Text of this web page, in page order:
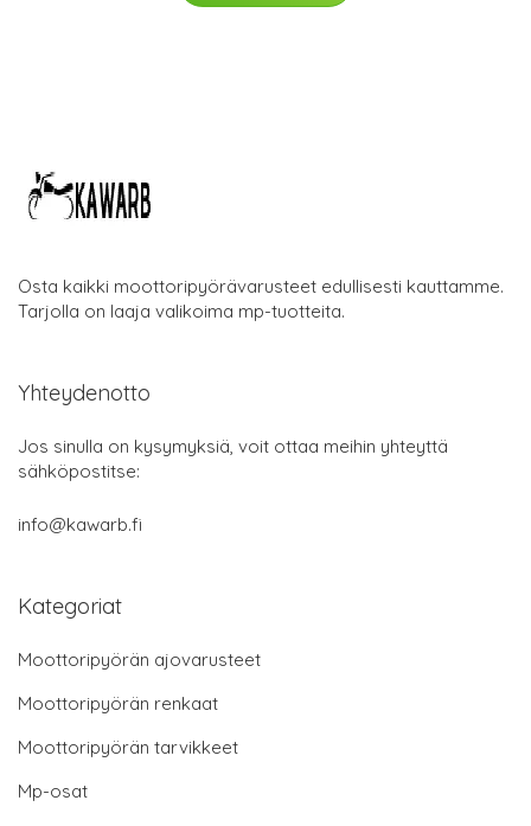
Osta kaikki moottoripyörävarusteet edullisesti kauttamme.
Tarjolla on laaja valikoima mp-tuotteita.
Yhteydenotto
Jos sinulla on kysymyksiä, voit ottaa meihin yhteyttä
sähköpostitse:
info@kawarb.fi
Kategoriat
Moottoripyörän ajovarusteet
Moottoripyörän renkaat
Moottoripyörän tarvikkeet
Mp-osat